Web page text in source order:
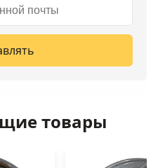
товары